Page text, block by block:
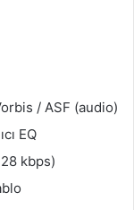
/ ASF (audio)
EQ
kbps)